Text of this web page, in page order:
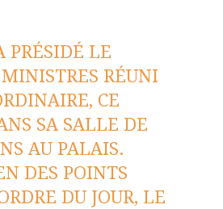
PRÉSIDÉ LE
RÉUNI
CE
SA SALLE DE
AU PALAIS.
DES POINTS
DU JOUR, LE